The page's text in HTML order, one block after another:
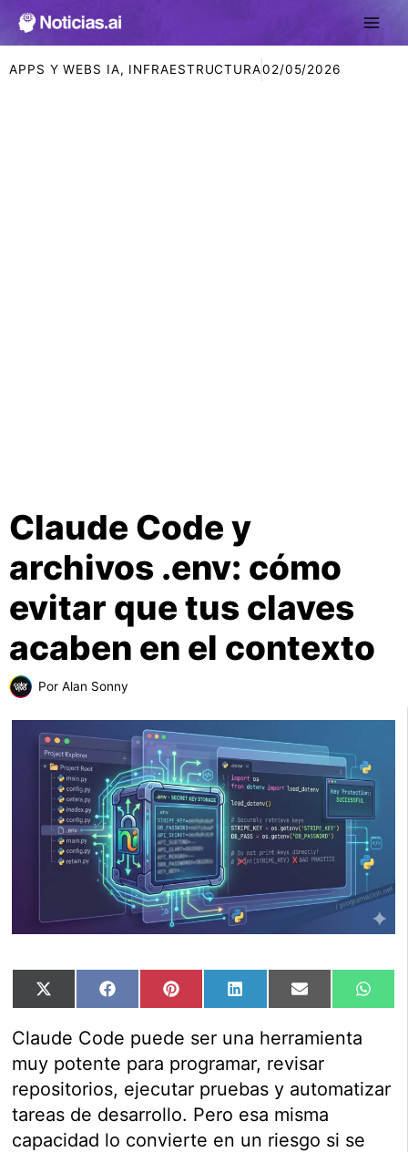
APPS Y WEBS IA, INFRAESTRUCTURA02/05/2026
Claude Code y
archivos .env: cómo
evitar que tus claves
acaben en el contexto
Por Alan Sonny
Compartir
en
X
(Twitter)
Compartir
en
FacebookCompartir
en
PinterestCompartir
en
LinkedInCompartir
en
Email
en
Claude Code puede ser una herramienta
muy potente para programar, revisar
repositorios, ejecutar pruebas y automatizar
tareas de desarrollo. Pero esa misma
capacidad lo convierte en un riesgo si se